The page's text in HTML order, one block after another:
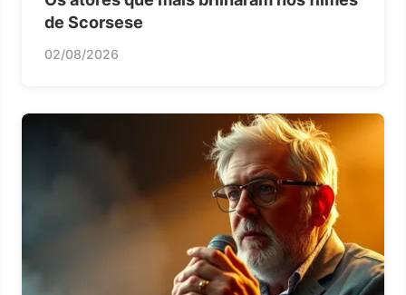
de Scorsese
02/08/2026